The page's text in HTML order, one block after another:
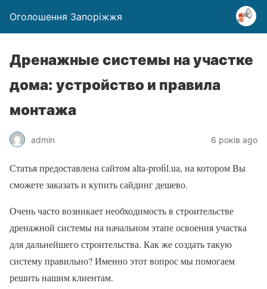
Оголошення Запоріжжя
Дренажные системы на участке
дома: устройство и правила
монтажа
admin 6 років ago
Статья предоставлена сайтом alta-profil.ua, на котором Вы
сможете заказать и купить сайдинг дешево.
Очень часто возникает необходимость в строительстве
дренажной системы на начальном этапе освоения участка
для дальнейшего строительства. Как же создать такую
систему правильно? Именно этот вопрос мы помогаем
решить нашим клиентам.